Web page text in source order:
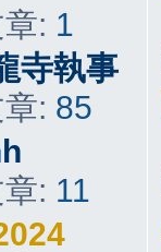
: 1
寺執事
: 85
: 11